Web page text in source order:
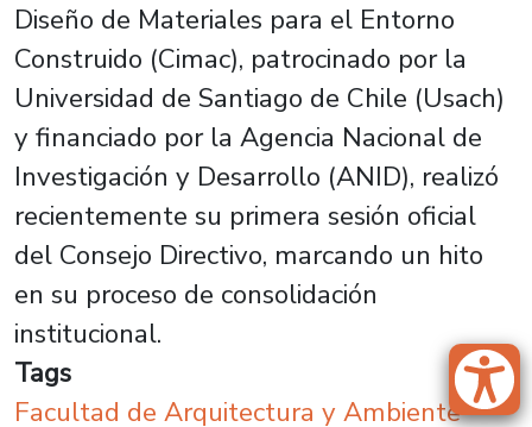
Diseño de Materiales para el Entorno
Construido (Cimac), patrocinado por la
Universidad de Santiago de Chile (Usach)
y financiado por la Agencia Nacional de
Investigación y Desarrollo (ANID), realizó
recientemente su primera sesión oficial
del Consejo Directivo, marcando un hito
en su proceso de consolidación
institucional.
Tags
Facultad de Arquitectura y Ambiente